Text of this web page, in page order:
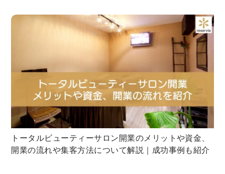
トータルビューティーサロン開業のメリットや資金、
開業の流れや集客方法について解説｜成功事例も紹介